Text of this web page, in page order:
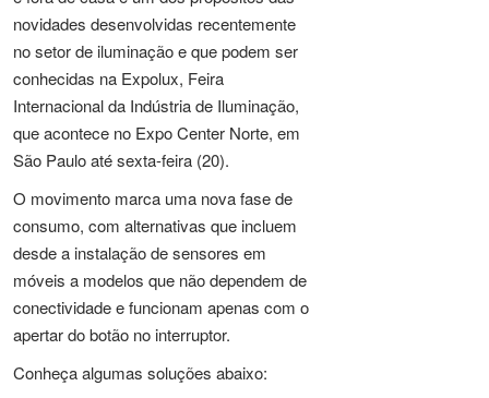
novidades desenvolvidas recentemente
no setor de iluminação e que podem ser
conhecidas na Expolux, Feira
Internacional da Indústria de Iluminação,
que acontece no Expo Center Norte, em
São Paulo até sexta-feira (20).
O movimento marca uma nova fase de
consumo, com alternativas que incluem
desde a instalação de sensores em
móveis a modelos que não dependem de
conectividade e funcionam apenas com o
apertar do botão no interruptor.
Conheça algumas soluções abaixo: